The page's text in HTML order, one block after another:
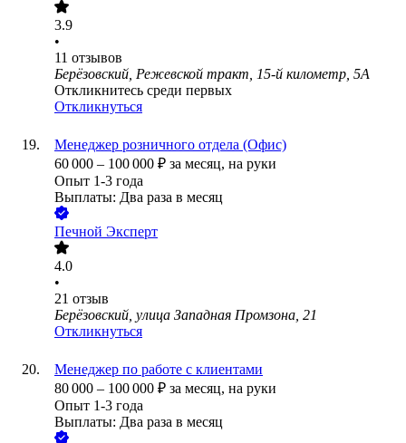
3.9
•
11 отзывов
Берёзовский, Режевской тракт, 15-й километр, 5А
Откликнитесь среди первых
Откликнуться
Менеджер розничного отдела (Офис)
60 000 – 100 000 ₽ за месяц, на руки
Опыт 1-3 года
Выплаты: Два раза в месяц
Печной Эксперт
4.0
•
21 отзыв
Берёзовский, улица Западная Промзона, 21
Откликнуться
Менеджер по работе с клиентами
80 000 – 100 000 ₽ за месяц, на руки
Опыт 1-3 года
Выплаты: Два раза в месяц